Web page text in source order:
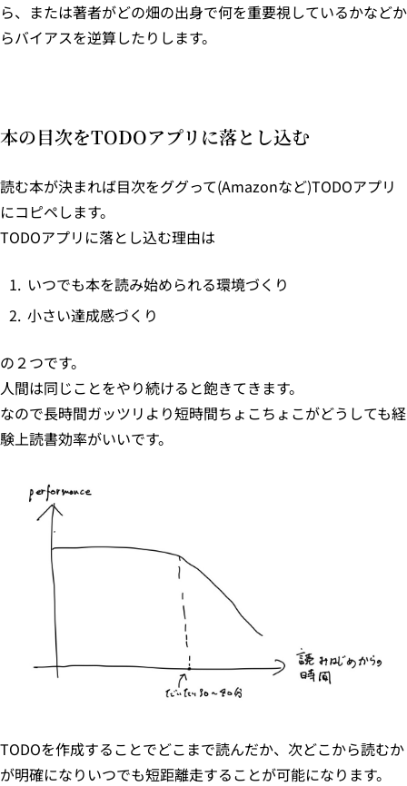
ら、または著者がどの畑の出身で何を重要視しているかなどか
らバイアスを逆算したりします。
本の目次をTODOアプリに落とし込む
読む本が決まれば目次をググって(Amazonなど)TODOアプリ
にコピペします。
TODOアプリに落とし込む理由は
いつでも本を読み始められる環境づくり
小さい達成感づくり
の２つです。
人間は同じことをやり続けると飽きてきます。
なので長時間ガッツリより短時間ちょこちょこがどうしても経
験上読書効率がいいです。
TODOを作成することでどこまで読んだか、次どこから読むか
が明確になりいつでも短距離走することが可能になります。